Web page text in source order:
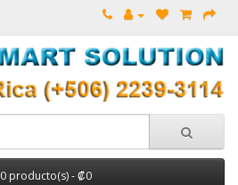
0 producto(s) - ₡0